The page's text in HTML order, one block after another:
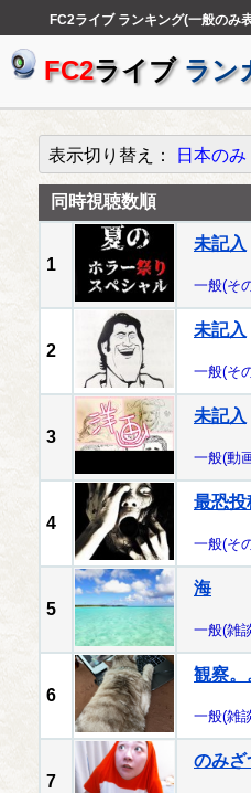
FC2ライブ ランキング(一般のみ
FC2ライブ ラン
表示切り替え： 日本のみ
同時視聴数順
1
未記入
一般(そ
2
未記入
一般(そ
3
未記入
一般(動
4
最恐投
一般(そ
5
海
一般(雑
6
観察。
一般(雑
7
のみざ